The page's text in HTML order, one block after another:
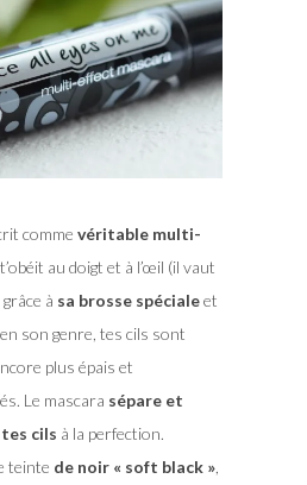
comme véritable multi-
t’obéit au doigt et à l’œil (il vaut
à sa brosse spécialeet
son genre, tes cils sont
plus épais et
Le mascara sépare et
cils à la perfection.
teinte de noir « soft black »,